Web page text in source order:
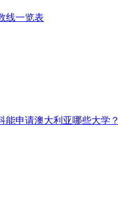
线一览表
能申请澳大利亚哪些大学？